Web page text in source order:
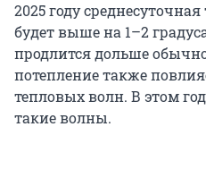
2025 году
будет выше на 1–2
продлится дольше
потепление также
тепловых волн. В этом
такие волны.